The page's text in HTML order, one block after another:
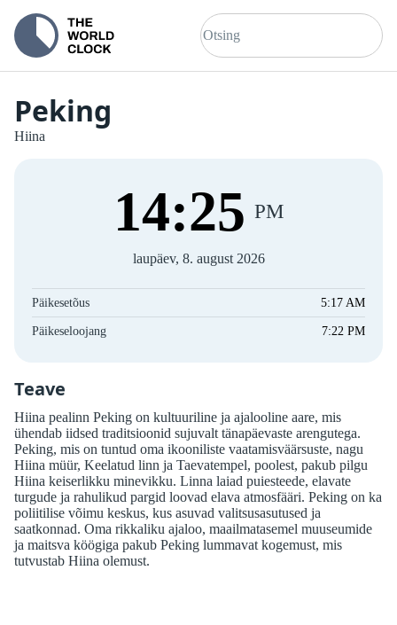
Peking
Hiina
14:26 PM
laupäev, 8. august 2026
Päikesetõus 5:17 AM
Päikeseloojang 7:22 PM
Teave
Hiina pealinn Peking on kultuuriline ja ajalooline aare, mis
ühendab iidsed traditsioonid sujuvalt tänapäevaste arengutega.
Peking, mis on tuntud oma ikooniliste vaatamisväärsuste, nagu
Hiina müür, Keelatud linn ja Taevatempel, poolest, pakub pilgu
Hiina keiserlikku minevikku. Linna laiad puiesteede, elavate
turgude ja rahulikud pargid loovad elava atmosfääri. Peking on ka
poliitilise võimu keskus, kus asuvad valitsusasutused ja
saatkonnad. Oma rikkaliku ajaloo, maailmatasemel muuseumide
ja maitsva köögiga pakub Peking lummavat kogemust, mis
tutvustab Hiina olemust.